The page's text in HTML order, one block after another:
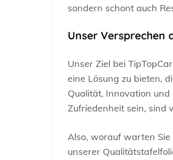
sondern schont auch
Unser Versprechen
Unser Ziel bei
eine Lösung zu bieten,
Qualität, Innovation
Zufriedenheit sein, sind
Also, worauf warten Sie
unserer